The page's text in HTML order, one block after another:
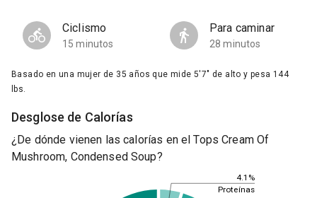
Ciclismo
15 minutos
Para caminar
28 minutos
Basado en una mujer de 35 años que mide 5'7" de alto y pesa 144
lbs.
Desglose de Calorías
¿De dónde vienen las calorías en el Tops Cream Of
Mushroom, Condensed Soup?
4.1%
Proteínas